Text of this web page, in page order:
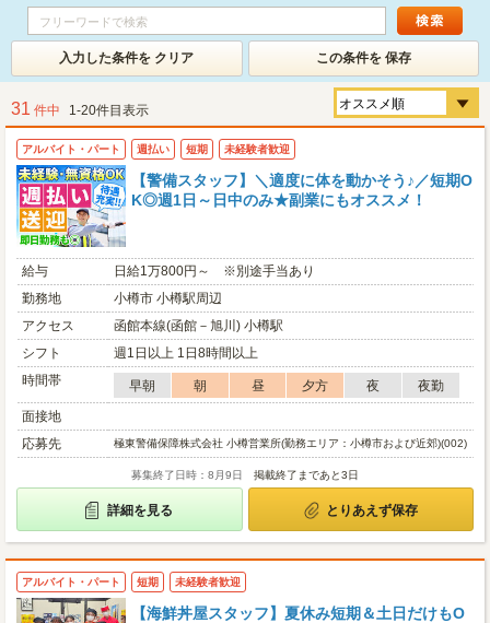
入力した条件を クリア この条件を 保存
31 件中 1-20件目表示
アルバイト・パート 週払い 短期 未経験者歓迎
【警備スタッフ】＼適度に体を動かそう♪／短期O
K◎週1日～日中のみ★副業にもオススメ！
給与
日給1万800円～ ※別途手当あり
勤務地
小樽市 小樽駅周辺
アクセス
函館本線(函館－旭川) 小樽駅
シフト
週1日以上 1日8時間以上
時間帯
早朝 朝 昼 夕方 夜
夜勤
面接地
応募先
極東警備保障株式会社 小樽営業所(勤務エリア：小樽市および近郊)(002)
募集終了日時：8月9日 掲載終了まであと3日
詳細を見る とりあえず保存
アルバイト・パート 短期 未経験者歓迎
【海鮮丼屋スタッフ】夏休み短期＆土日だけもO